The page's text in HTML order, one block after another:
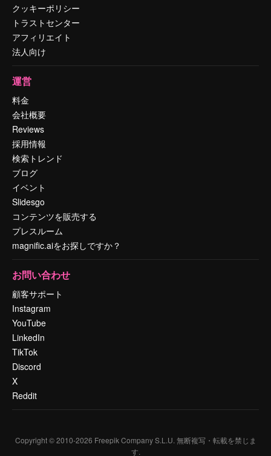
クッキーポリシー
トラストセンター
アフィリエイト
法人向け
運営
料金
会社概要
Reviews
採用情報
検索トレンド
ブログ
イベント
Slidesgo
コンテンツを販売する
プレスルーム
magnific.aiをお探しですか？
お問い合わせ
顧客サポート
Instagram
YouTube
LinkedIn
TikTok
Discord
X
Reddit
Copyright © 2010-2026 Freepik Company S.L.U. 無断複写・転載を禁じま
す.